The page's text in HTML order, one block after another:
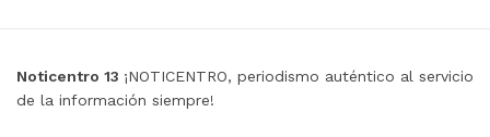
Noticentro 13 ¡NOTICENTRO, periodismo auténtico al servicio
de la información siempre!